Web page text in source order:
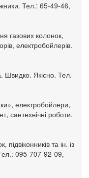
Тел.: 65-49-46,
газових колонок,
електробойлерів.
Швидко. Якісно. Тел.
електробойлери,
сантехнічні роботи.
та ін. із
095-707-92-09,